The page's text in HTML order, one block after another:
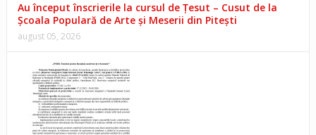
Au început înscrierile la cursul de Țesut – Cusut de la
Școala Populară de Arte și Meserii din Pitești
august 05, 2026